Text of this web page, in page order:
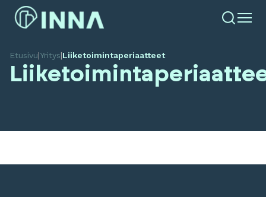
Etusivu|Yritys|Liiketoimintaperiaatteet